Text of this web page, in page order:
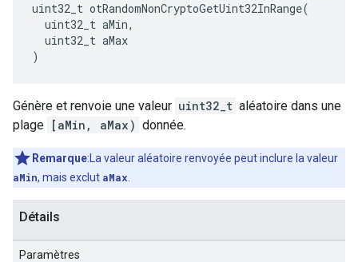
uint32_t otRandomNonCryptoGetUint32InRange(
uint32_t aMin,
uint32_t aMax
)
Génère et renvoie une valeur uint32_t aléatoire dans une
plage [aMin, aMax) donnée.
Remarque:La valeur aléatoire renvoyée peut inclure la valeur
aMin, mais exclut aMax
Détails
Paramètres